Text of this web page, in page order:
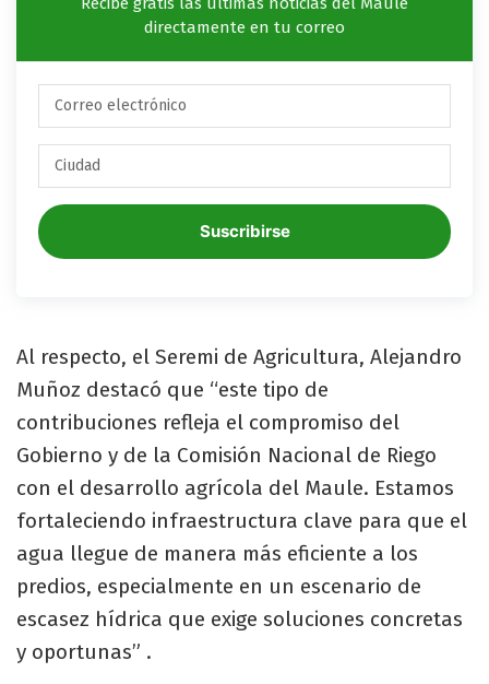
directamente en tu correo
Suscribirse
Al respecto, el Seremi de Agricultura, Alejandro
Muñoz destacó que “este tipo de
contribuciones refleja el compromiso del
Gobierno y de la Comisión Nacional de Riego
con el desarrollo agrícola del Maule. Estamos
fortaleciendo infraestructura clave para que el
agua llegue de manera más eficiente a los
predios, especialmente en un escenario de
escasez hídrica que exige soluciones concretas
y oportunas” .